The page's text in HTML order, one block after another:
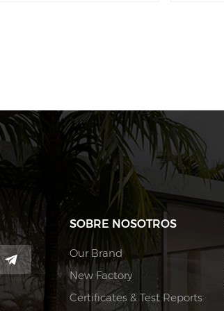
SOBRE NOSOTROS
Our Brand
New Factory
Certificates & Test Reports